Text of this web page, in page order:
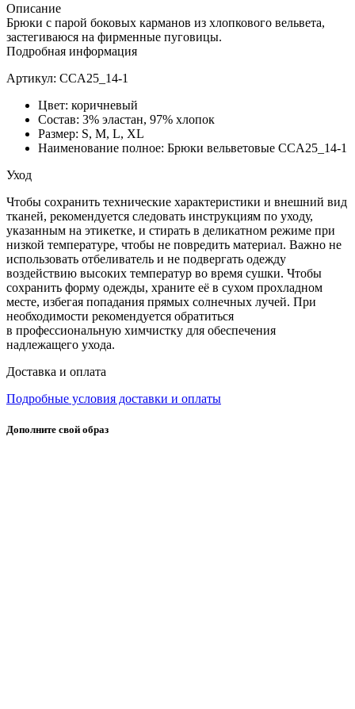
Описание
Брюки с парой боковых карманов из хлопкового вельвета,
застегиваюся на фирменные пуговицы.
Подробная информация
Артикул: CCA25_14-1
Цвет: коричневый
Состав: 3% эластан, 97% хлопок
Размер: S, M, L, XL
Наименование полное: Брюки вельветовые CCA25_14-1
Уход
Чтобы сохранить технические характеристики и внешний вид
тканей, рекомендуется следовать инструкциям по уходу,
указанным на этикетке, и стирать в деликатном режиме при
низкой температуре, чтобы не повредить материал. Важно не
использовать отбеливатель и не подвергать одежду
воздействию высоких температур во время сушки. Чтобы
сохранить форму одежды, храните её в сухом прохладном
месте, избегая попадания прямых солнечных лучей. При
необходимости рекомендуется обратиться
в профессиональную химчистку для обеспечения
надлежащего ухода.
Доставка и оплата
Подробные условия доставки и оплаты
Дополните свой образ